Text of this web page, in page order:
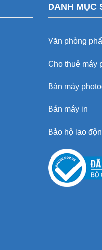
DANH MỤC
Văn phòng
Cho thuê máy
Bán máy
Bán máy in
Bảo hộ lao